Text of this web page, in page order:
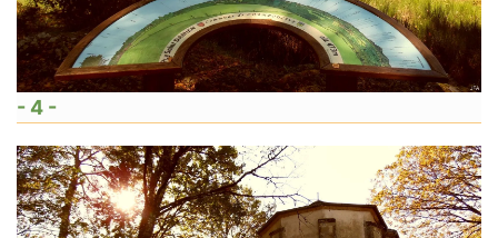
- 4 -